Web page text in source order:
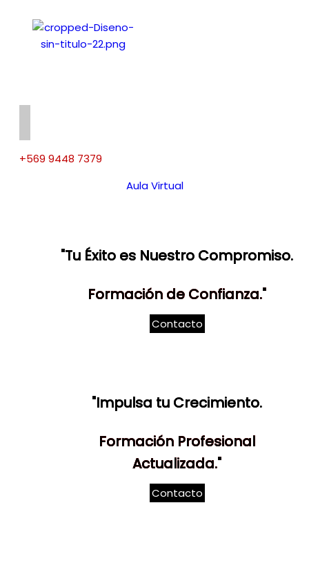
+569 9448 7379
Aula Virtual
"Tu Éxito es Nuestro Compromiso.
Formación de Confianza."
Contacto
"Impulsa tu Crecimiento.
Formación Profesional
Actualizada."
Contacto